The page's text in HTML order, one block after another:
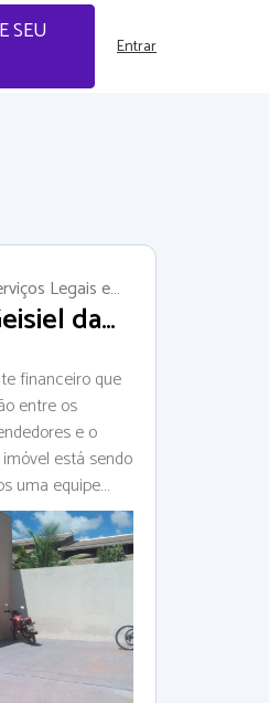
SEU
Entrar
Legais e
da
financeiro que
entre os
e o
está sendo
uma equipe
engenheiros
atendimento.
terreno +
cliente escolhe
imóvel,
projeto,
e com